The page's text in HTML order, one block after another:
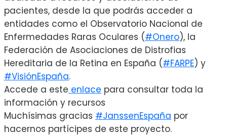
pacientes, desde la que podrás acceder a
entidades como el Observatorio Nacional de
Enfermedades Raras Oculares (#Onero), la
Federación de Asociaciones de Distrofias
Hereditaria de la Retina en España (#FARPE) y
#VisiónEspaña.
Accede a este enlace para consultar toda la
información y recursos
Muchísimas gracias #JanssenEspaña por
hacernos partícipes de este proyecto.